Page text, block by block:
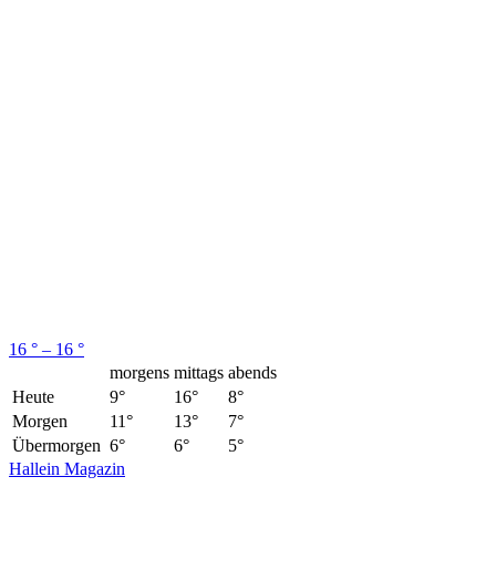
16 ° – 16 °
morgens mittags abends
Heute
9° 16°
8°
Morgen
11° 13°
7°
Übermorgen 6° 6°
5°
Hallein Magazin